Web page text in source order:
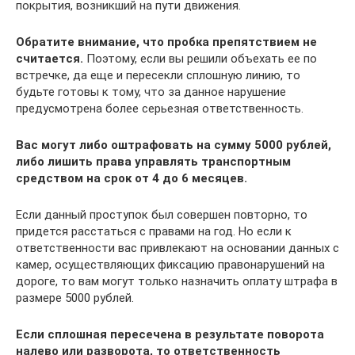
покрытия, возникший на пути движения.
Обратите внимание, что пробка препятствием не
считается. Поэтому, если вы решили объехать ее по
встречке, да еще и пересекли сплошную линию, то
будьте готовы к тому, что за данное нарушение
предусмотрена более серьезная ответственность.
Вас могут либо оштрафовать на сумму 5000 рублей,
либо лишить права управлять транспортным
средством на срок от 4 до 6 месяцев.
Если данный проступок был совершен повторно, то
придется расстаться с правами на год. Но если к
ответственности вас привлекают на основании данных с
камер, осуществляющих фиксацию правонарушений на
дороге, то вам могут только назначить оплату штрафа в
размере 5000 рублей.
Если сплошная пересечена в результате поворота
налево или разворота, то ответственность